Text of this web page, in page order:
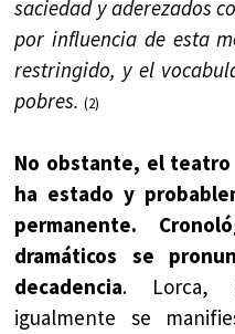
saciedad y aderezados
por influencia de esta
restringido, y el
pobres.(2)
No obstante, el
ha estado y
permanente.
dramáticos se
decadencia. Lorca,
igualmente se